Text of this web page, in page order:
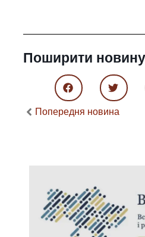
Поширити
Попередня новина